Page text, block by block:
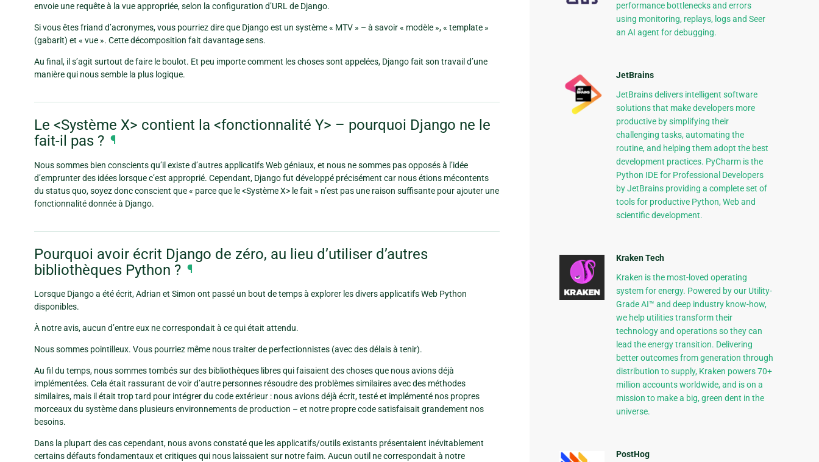
envoie une requête à la vue appropriée, selon la configuration d’URL de Django.
Si vous êtes friand d’acronymes, vous pourriez dire que Django est un système « MTV » – à savoir « modèle », « template »
(gabarit) et « vue ». Cette décomposition fait davantage sens.
Au final, il s’agit surtout de faire le boulot. Et peu importe comment les choses sont appelées, Django fait son travail d’une
manière qui nous semble la plus logique.
Le <Système X> contient la <fonctionnalité Y> – pourquoi Django ne le
fait-il pas ? ¶
Nous sommes bien conscients qu’il existe d’autres applicatifs Web géniaux, et nous ne sommes pas opposés à l’idée
d’emprunter des idées lorsque c’est approprié. Cependant, Django fut développé précisément car nous étions mécontents
du status quo, soyez donc conscient que « parce que le <Système X> le fait » n’est pas une raison suffisante pour ajouter une
fonctionnalité donnée à Django.
Pourquoi avoir écrit Django de zéro, au lieu d’utiliser d’autres
bibliothèques Python ? ¶
Lorsque Django a été écrit, Adrian et Simon ont passé un bout de temps à explorer les divers applicatifs Web Python
disponibles.
À notre avis, aucun d’entre eux ne correspondait à ce qui était attendu.
Nous sommes pointilleux. Vous pourriez même nous traiter de perfectionnistes (avec des délais à tenir).
Au fil du temps, nous sommes tombés sur des bibliothèques libres qui faisaient des choses que nous avions déjà
implémentées. Cela était rassurant de voir d’autre personnes résoudre des problèmes similaires avec des méthodes
similaires, mais il était trop tard pour intégrer du code extérieur : nous avions déjà écrit, testé et implémenté nos propres
morceaux du système dans plusieurs environnements de production – et notre propre code satisfaisait grandement nos
besoins.
Dans la plupart des cas cependant, nous avons constaté que les applicatifs/outils existants présentaient inévitablement
certains défauts fondamentaux et critiques qui nous laissaient sur notre faim. Aucun outil ne correspondait à notre
performance bottlenecks and errors
using monitoring, replays, logs and Seer
an AI agent for debugging.
JetBrains
JetBrains delivers intelligent software
solutions that make developers more
productive by simplifying their
challenging tasks, automating the
routine, and helping them adopt the best
development practices. PyCharm is the
Python IDE for Professional Developers
by JetBrains providing a complete set of
tools for productive Python, Web and
scientific development.
Kraken Tech
Kraken is the most-loved operating
system for energy. Powered by our Utility-
Grade AI™ and deep industry know-how,
we help utilities transform their
technology and operations so they can
lead the energy transition. Delivering
better outcomes from generation through
distribution to supply, Kraken powers 70+
million accounts worldwide, and is on a
mission to make a big, green dent in the
universe.
PostHog